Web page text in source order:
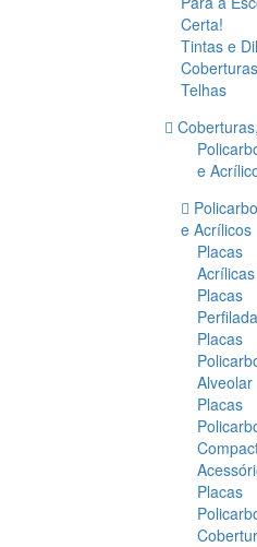
Certa!
Tintas e
Telhas
e
e Acrílicos
Placas
Acrílicas
Placas
Placas
Alveolar
Placas
Placas